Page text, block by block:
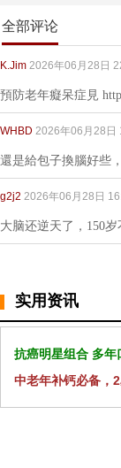
全部评论
K.Jim 2026年06月28日
預防老年癡呆症見
WHBD 2026年06月28日
還是給包子換腦好些
g2j2 2026年06月28日
大脑还逆天了，150岁
实用资讯
抗癌明星组合 多
中老年补钙必备，